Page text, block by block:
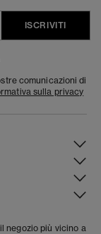
ISCRIVITI
comunicazioni di
sulla privacy
negozio più vicino a